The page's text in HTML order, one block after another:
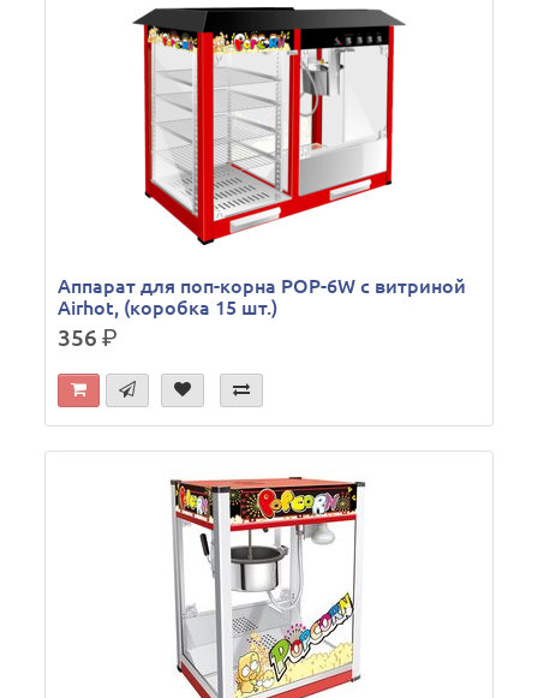
Аппарат для поп-корна POP-6W с витриной
Airhot, (коробка 15 шт.)
356р.